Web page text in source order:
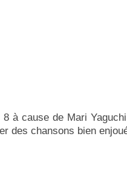
à cause de Mari
des chansons bien